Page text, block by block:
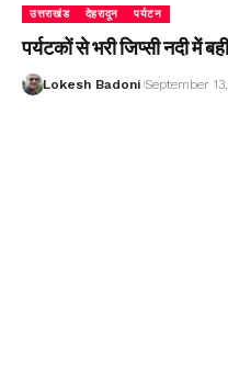
उत्तराखंड देहरादून पर्यटन
पर्यटकों से भरी जिप्सी नदी में
Lokesh Badoni September